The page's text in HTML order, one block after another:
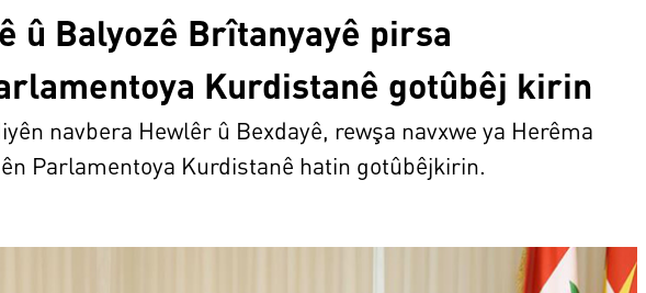
û Balyozê Brîtanyayê pirsa
Kurdistanê gotûbêj kirin
navbera Hewlêr û Bexdayê, rewşa navxwe ya Herêma
Parlamentoya Kurdistanê hatin gotûbêjkirin.